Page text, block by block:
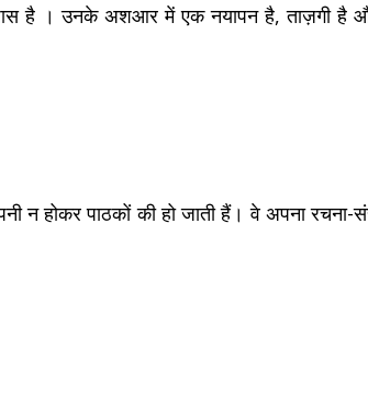
है । उनके अशआर में एक नयापन है, ताज़गी
न होकर पाठकों की हो जाती हैं। वे अपना